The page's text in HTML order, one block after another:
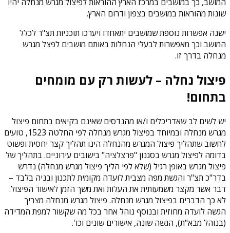
המושב, כך במושבים במרכז הארץ ההוראות לפיצול מגרש מנחלה יהיו
שונות מהוראות במושבים בצפון ודרום הארץ.
ישנה אפשרות נוספת שמושבים יתאחדו ויערכו תוכניות תצ"ר לכלל
המושב וכך מאפשרות לבעלי הנחלות באותם מושבים לפצל מגרש
מנחלה בדרך זו.
פיצול נחלה – לעשות רק עם מומחים
בתחום!
יש לשים לב שאדריכלים ו/או מהנדסים שאינם בקיאים בתחום פיצול
מגרש מנחלה ובמיוחד בפיצול מגרש מנחלה לפי החלטה 1523, טועים
לחשוב שתהליך פיצול המגרש מהנחלה הינו תהליך קצר יחסית ופשוט
בדומה לפיצול מגרש בסגנון "פרצלציה" בישובים עירוניים. בתהליך של
פיצול מגרש באופן רגיל (שלא לפי הליך פיצול מגרש מנחלה) נדרש
בדר"כ תצ"ר והגשת מפה מצבית לועדה מקומית לתכנון ובניה בלבד –
דבר אשר מקצר משמעותית את העלות ואת משך הזמן לאישור הפיצול.
לא כך הדברים בפיצול מגרש מנחלה. פיצול מגרש מנחלה מצריך
הגשה לועדה מחוזית ובנוסף נוהל אחר בכל מה שקשור למפת המדידה
(בנוהל מבא"ת), הגשה שונה, אישורים שונים וכו'.